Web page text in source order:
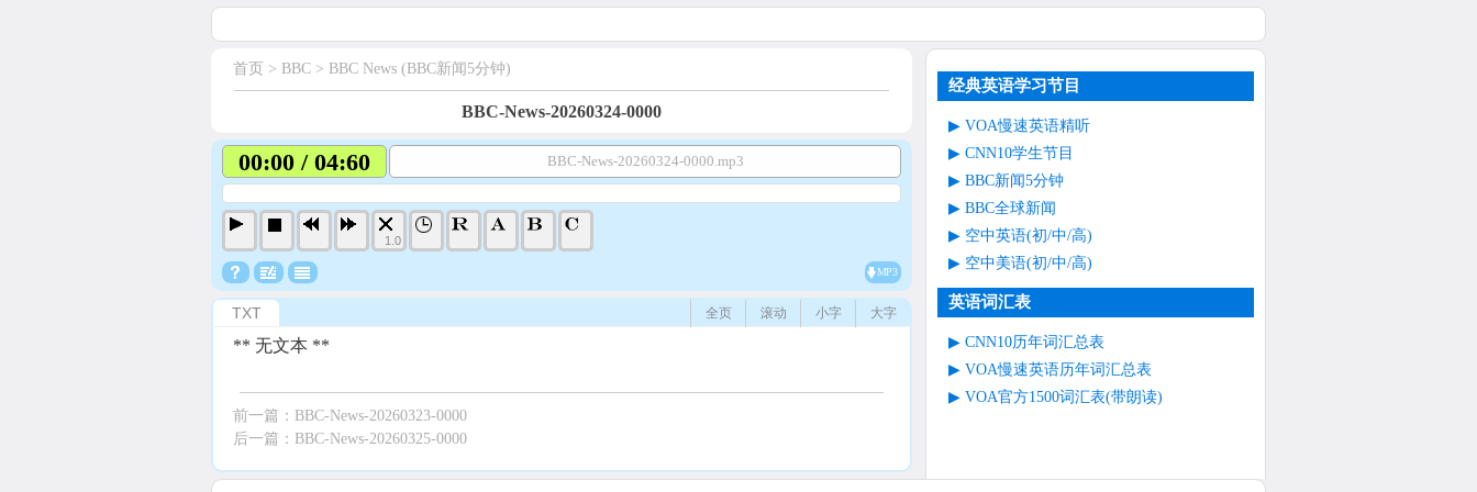
首页 > BBC > BBC News (BBC新闻5分钟)
BBC-News-20260324-0000
00:00 / 04:60 BBC-News-20260324-0000.mp3
1.0
MP3
TXT 大字
小字
滚动
全页
** 无文本 **
前一篇： BBC-News-20260323-0000
后一篇： BBC-News-20260325-0000
经典英语学习节目
VOA慢速英语精听
CNN10学生节目
BBC新闻5分钟
BBC全球新闻
空中英语(初/中/高)
空中美语(初/中/高)
英语词汇表
CNN10历年词汇总表
VOA慢速英语历年词汇总表
VOA官方1500词汇表(带朗读)